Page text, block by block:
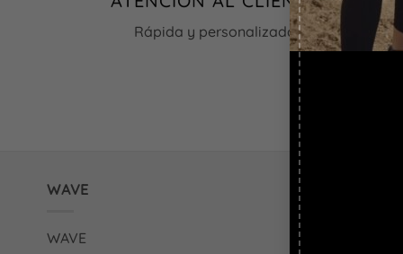
en
Rápida y personalizada
WAVE
WAVE